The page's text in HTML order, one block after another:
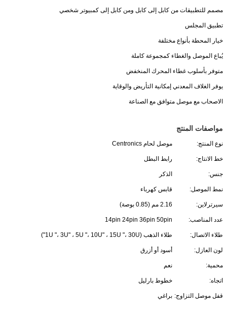
مصمم للتطبيقات من كابل إلى كابل ومن كابل إلى كمبيوتر شخصي
تطبيق المجلس
خيار المحطة بأنواع مختلفة
يُباع الموصل والغطاء كمجموعة كاملة
متوفر بأسلوب غطاء المحرك المنخفض
يوفر الغلاف المعدني إمكانية التأريض والوقاية
الاصحاب مع موصل متوافق مع الصناعة
مواصفات المنتج
نوع المنتج: موصل لحام Centronics
خط الانتاج: رابط البطل
جنس: الذكر
نمط الموصل: قابس كهرباء
سيرترلاين: 2.16 مم (0.85 بوصة)
عدد المناصب: 14pin 24pin 36pin 50pin
طلاء الاتصال: طلاء الذهب (1U "، 3U" ، 5U "، 10U" ، 15U "، 30U")
لون العازل: أسود أو أزرق
محمية: نعم
اتجاه: خطوط بارليل
قفل موصل التزاوج: براغي